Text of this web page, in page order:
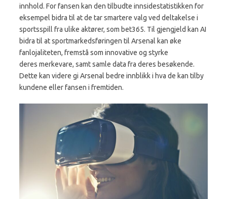
innhold. For fansen kan den tilbudte innsidestatistikken for
eksempel bidra til at de tar smartere valg ved deltakelse i
sportsspill fra ulike aktører, som bet365. Til gjengjeld kan AI
bidra til at sportmarkedsføringen til Arsenal kan øke
fanlojaliteten, fremstå som innovative og styrke
deres merkevare, samt samle data fra deres besøkende.
Dette kan videre gi Arsenal bedre innblikk i hva de kan tilby
kundene eller fansen i fremtiden.